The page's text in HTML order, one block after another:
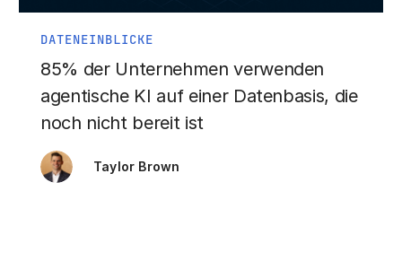
DATENEINBLICKE
85% der Unternehmen verwenden
agentische KI auf einer Datenbasis, die
noch nicht bereit ist
Taylor Brown